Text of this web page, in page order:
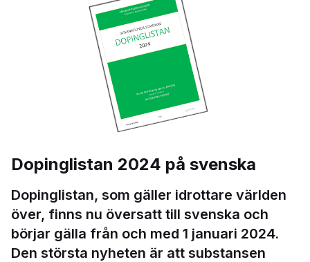
Dopinglistan 2024 på svenska
Dopinglistan, som gäller idrottare världen
över, finns nu översatt till svenska och
börjar gälla från och med 1 januari 2024.
Den största nyheten är att substansen